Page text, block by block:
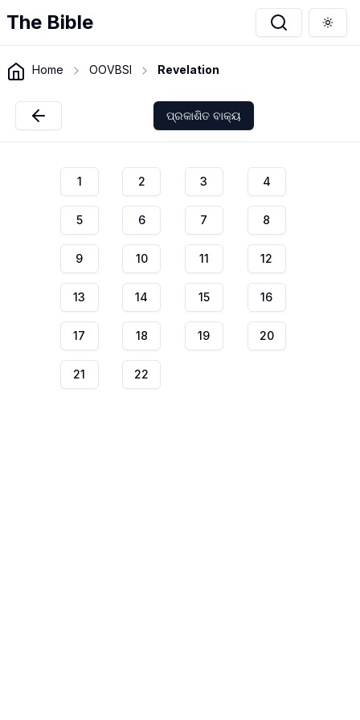
The Bible
Home OOVBSI Revelation
ପ୍ରକାଶିତ ବାକ୍ୟ
1 2 3 4
5 6 7 8
9 10 11 12
13 14 15 16
17 18 19 20
21 22